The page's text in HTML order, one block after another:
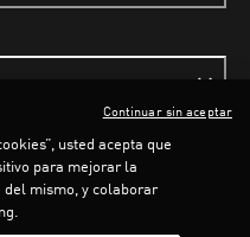
usted acepta que
para mejorar la
del mismo, y colaborar
Continuar sin aceptar